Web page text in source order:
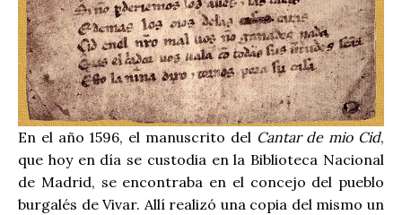
En el año 1596, el manuscrito del Cantar de mio Cid,
que hoy en día se custodia en la Biblioteca Nacional
de Madrid, se encontraba en el concejo del pueblo
burgalés de Vivar. Allí realizó una copia del mismo un